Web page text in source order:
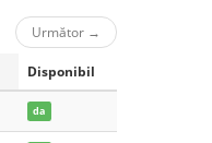
Următor →
Disponibil
da